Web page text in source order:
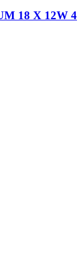
18 X 12W 4